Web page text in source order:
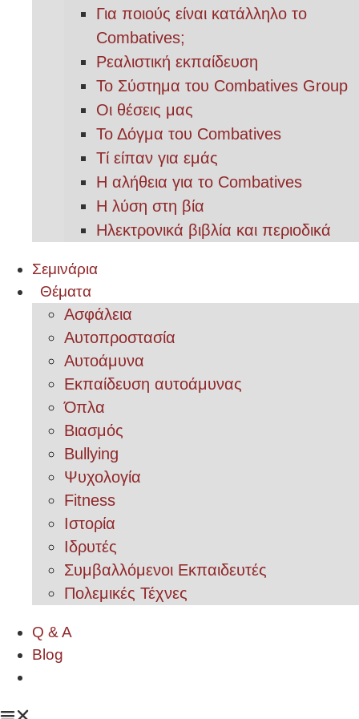
Για ποιούς είναι κατάλληλο το
Combatives;
Ρεαλιστική εκπαίδευση
Το Σύστημα του Combatives Group
Οι θέσεις μας
Το Δόγμα του Combatives
Τί είπαν για εμάς
Η αλήθεια για το Combatives
Η λύση στη βία
Ηλεκτρονικά βιβλία και περιοδικά
Σεμινάρια
Θέματα
Ασφάλεια
Αυτοπροστασία
Αυτοάμυνα
Εκπαίδευση αυτοάμυνας
Όπλα
Βιασμός
Bullying
Ψυχολογία
Fitness
Ιστορία
Ιδρυτές
Συμβαλλόμενοι Εκπαιδευτές
Πολεμικές Τέχνες
Q & A
Blog